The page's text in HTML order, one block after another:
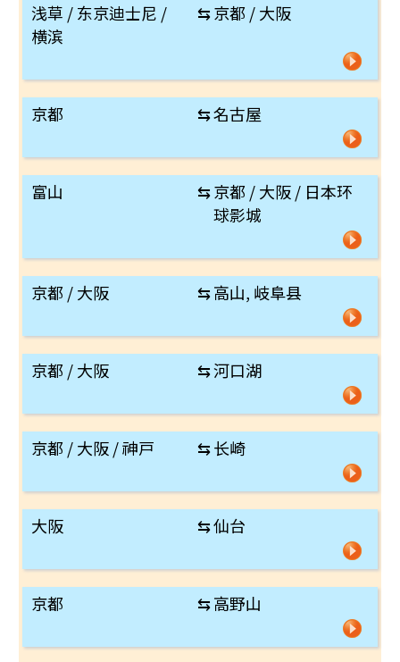
浅草 / 东京迪士尼 /
横滨
⇆京都 / 大阪
京都 ⇆名古屋
富山 ⇆京都 / 大阪 / 日本环
球影城
京都 / 大阪 ⇆高山, 岐阜县
京都 / 大阪 ⇆河口湖
京都 / 大阪 / 神戸 ⇆长崎
大阪 ⇆仙台
京都 ⇆高野山